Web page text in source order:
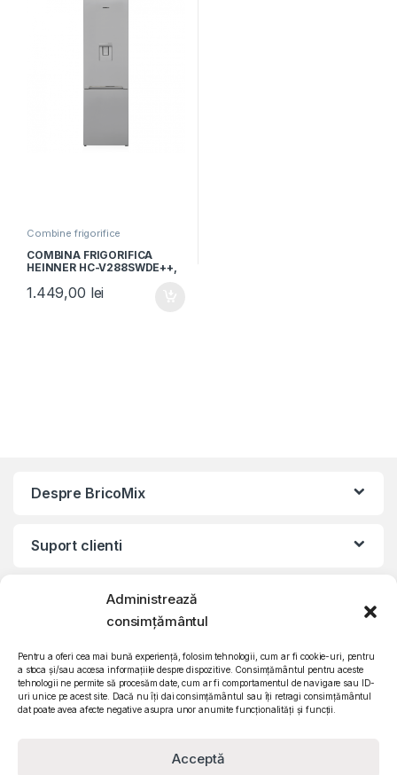
Administrează
consimțământul
Pentru a oferi cea mai bună experiență, folosim tehnologii, cum ar fi cookie-uri, pentru
a stoca și/sau accesa informațiile despre dispozitive. Consimțământul pentru aceste
tehnologii ne permite să procesăm date, cum ar fi comportamentul de navigare sau ID-
uri unice pe acest site. Dacă nu îți dai consimțământul sau îți retragi consimțământul
dat poate avea afecte negative asupra unor anumite funcționalități și funcții.
Acceptă
Combine frigorifice
COMBINA FRIGORIFICA
HEINNER HC-V288SWDE++,
Dozator apa, Control
mecanic, H 180cm, Argintiu
1.449,00 lei
Despre BricoMix
Suport clienti
Informatii legale
CIF: RO15571358 | Reg. com: J26/839/2003